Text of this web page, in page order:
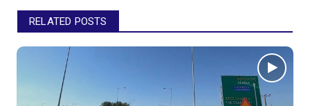
RELATED POSTS